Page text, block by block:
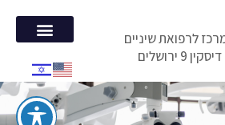
לרפואת שיניים
דיסקין 9 ירושלים